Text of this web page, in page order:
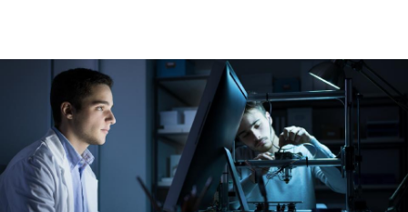
additive-personale